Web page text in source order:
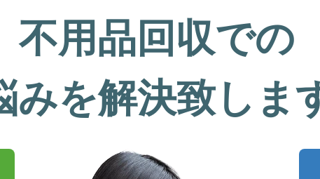
不用品回収での
みを解決致しま